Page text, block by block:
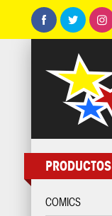
PRODUCTOS
COMICS